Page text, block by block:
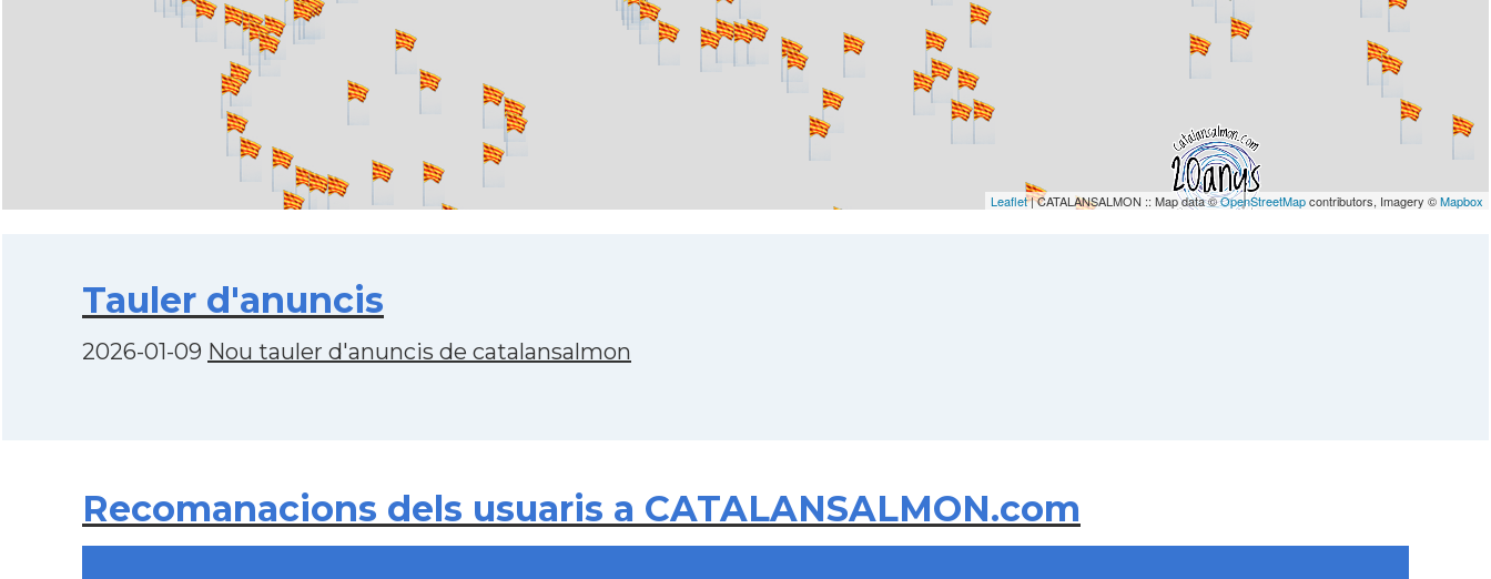
Leaflet| CATALANSALMON :: Map data ©OpenStreetMapcontributors, Imagery ©Mapbox
Tauler d'anuncis
2026-01-09 Nou tauler d'anuncis de catalansalmon
Recomanacions dels usuaris a CATALANSALMON.com